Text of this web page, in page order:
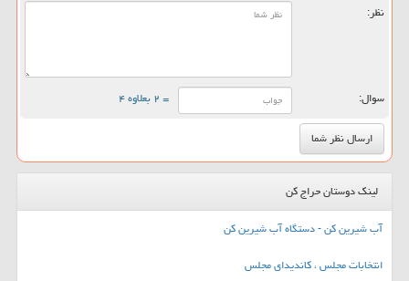
نظر:
سوال: = ۲ بعلاوه ۴
لینک دوستان حراج کن
آب شیرین کن - دستگاه آب شیرین کن
انتخابات مجلس ، کاندیدای مجلس